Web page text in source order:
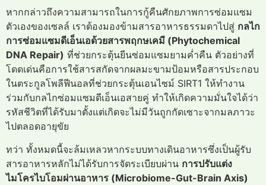
หากกล่าวถึงความสามารถในการกู้คืนศักยภาพการซ่อมแซม
ตัวเองของเซลล์ เราต้องมองข้ามสารอาหารธรรมดาไปสู่ กลไก
การซ่อมแซมดีเอ็นเอด้วยสารพฤกษเคมี (Phytochemical
DNA Repair) ที่ช่วยกระตุ้นยีนซ่อมแซมยามค่ำคืน ตัวอย่างที่
โดดเด่นคือการใช้สารสกัดจากผลมะขามป้อมหรือสารประกอบ
ในตระกูลโพลีฟีนอลที่ช่วยกระตุ้นเอนไซม์ SIRT1 ให้ทำงาน
ร่วมกับกลไกซ่อมแซมดีเอ็นเอสายคู่ ทำให้เกิดความมั่นใจได้ว่า
รหัสชีวิตที่ได้รับมาตั้งแต่เกิดจะไม่มีวันถูกกัดเซาะจากมลภาวะ
ไปตลอดอายุขัย
ทว่า ทั้งหมดนี้จะล้มเหลวหากระบบทางเดินอาหารซึ่งเป็นผู้รับ
สารอาหารหลักไม่ได้รับการจัดระเบียบผ่าน การปรับแต่ง
ไมโครไบโอมผ่านอาหาร (Microbiome-Gut-Brain Axis)